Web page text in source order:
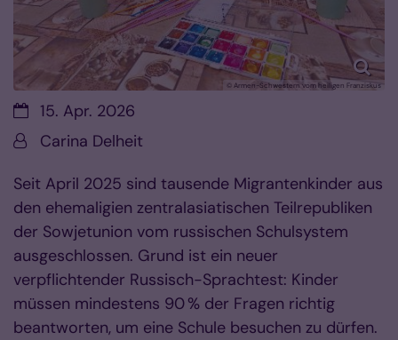
© Armen-Schwestern vom heiligen Franziskus
Datum:15. Apr. 2026
Von:Carina Delheit
Seit April 2025 sind tausende Migrantenkinder aus
den ehemaligien zentralasiatischen Teilrepubliken
der Sowjetunion vom russischen Schulsystem
ausgeschlossen. Grund ist ein neuer
verpflichtender Russisch-Sprachtest: Kinder
müssen mindestens 90 % der Fragen richtig
beantworten, um eine Schule besuchen zu dürfen.